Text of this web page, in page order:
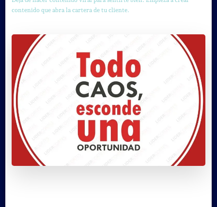
contenido que abra la cartera de tu cliente.